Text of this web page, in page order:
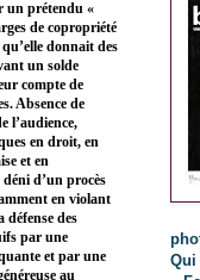
Qui
un prétendu «
de copropriété
donnait des
un solde
compte de
Absence de
l’audience,
en droit, en
et en
d’un procès
en violant
défense des
par une
et par une
au